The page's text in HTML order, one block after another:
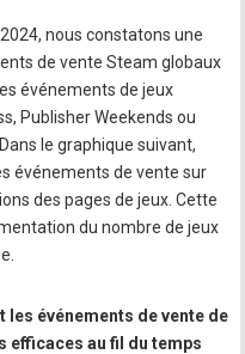
nous constatons une
de vente Steam globaux
événements de jeux
Publisher Weekends ou
le graphique suivant,
événements de vente sur
des pages de jeux. Cette
du nombre de jeux
les événements de vente de
efficaces au fil du temps